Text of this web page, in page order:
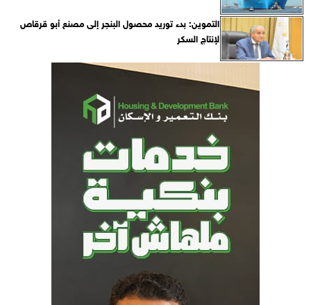
التموين: بدء توريد محصول البنجر إلى مصنع أبو قرقاص
لإنتاج السكر